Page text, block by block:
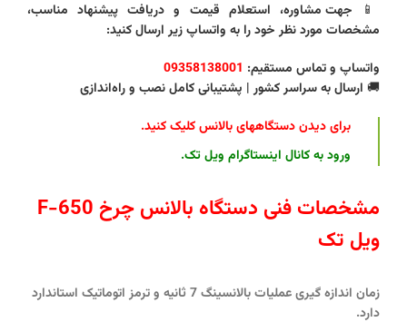
📱 جهت مشاوره، استعلام قیمت و دریافت پیشنهاد مناسب،
مشخصات مورد نظر خود را به واتساپ زیر ارسال کنید:
واتساپ و تماس مستقیم: 09358138001
🚚 ارسال به سراسر کشور | پشتیبانی کامل نصب و راه‌اندازی
برای دیدن دستگاههای بالانس کلیک کنید.
ورود به کانال اینستاگرام ویل تک.
مشخصات فنی دستگاه بالانس چرخ F-650
ویل تک
زمان اندازه گیری عملیات بالانسینگ 7 ثانیه ‫و ‫ترمز اتوماتیک استاندارد
دارد.